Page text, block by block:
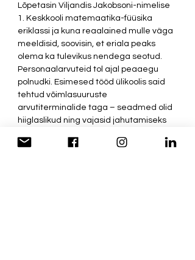
Lõpetasin Viljandis Jakobsoni-nimelise
1. Keskkooli matemaatika-füüsika
eriklassi ja kuna reaalained mulle väga
meeldisid, soovisin, et eriala peaks
olema ka tulevikus nendega seotud.
Personaalarvuteid tol ajal peaaegu
polnudki. Esimesed tööd ülikoolis said
tehtud võimlasuuruste
arvutiterminalide taga – seadmed olid
hiiglaslikud ning vajasid jahutamiseks
ei töötanud ja suure külmaga samuti